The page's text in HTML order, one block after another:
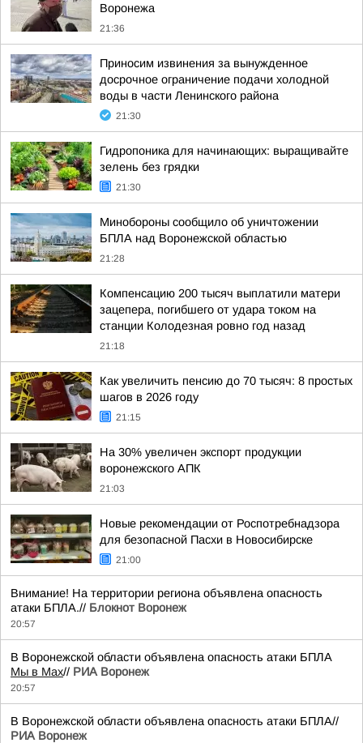
Воронежа
21:36
Приносим извинения за вынужденное
досрочное ограничение подачи холодной
воды в части Ленинского района
21:30
Гидропоника для начинающих: выращивайте
зелень без грядки
21:30
Минобороны сообщило об уничтожении
БПЛА над Воронежской областью
21:28
Компенсацию 200 тысяч выплатили матери
зацепера, погибшего от удара током на
станции Колодезная ровно год назад
21:18
Как увеличить пенсию до 70 тысяч: 8 простых
шагов в 2026 году
21:15
На 30% увеличен экспорт продукции
воронежского АПК
21:03
Новые рекомендации от Роспотребнадзора
для безопасной Пасхи в Новосибирске
21:00
Внимание! На территории региона объявлена опасность
атаки БПЛА.// Блокнот Воронеж
20:57
В Воронежской области объявлена опасность атаки БПЛА
Мы в Мах// РИА Воронеж
20:57
В Воронежской области объявлена опасность атаки БПЛА//
РИА Воронеж